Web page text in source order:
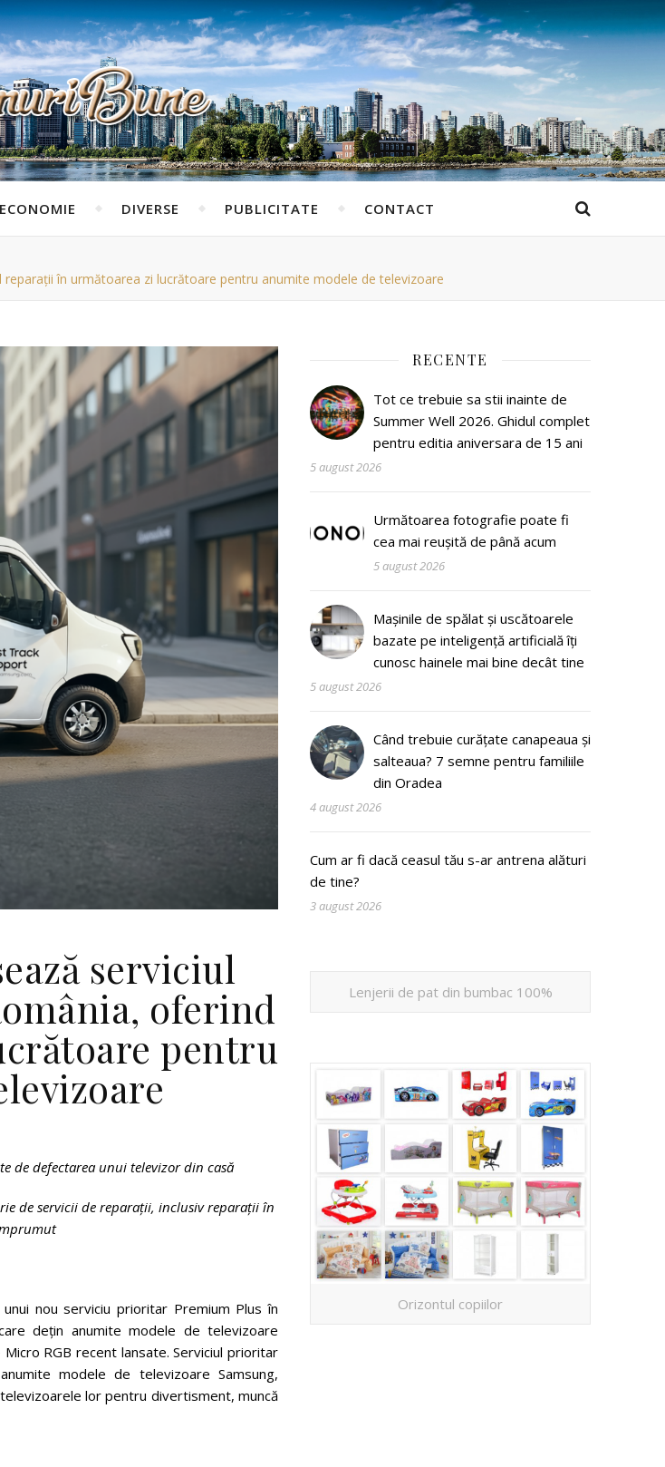
ECONOMIE DIVERSE PUBLICITATE CONTACT
în următoarea zi lucrătoare pentru anumite modele de televizoare
serviciul
oferind
pentru
de defectarea unui televizor din casă
de servicii de reparații, inclusiv reparații în
nou serviciu prioritar Premium Plus în
dețin anumite modele de televizoare
RGB recent lansate. Serviciul prioritar
modele de televizoare Samsung,
lor pentru divertisment, muncă
RECENTE
Tot ce trebuie sa stii inainte de
Summer Well 2026. Ghidul complet
pentru editia aniversara de 15 ani
5 august 2026
Următoarea fotografie poate fi
cea mai reușită de până acum
5 august 2026
Mașinile de spălat și uscătoarele
bazate pe inteligență artificială îți
cunosc hainele mai bine decât tine
5 august 2026
Când trebuie curățate canapeaua și
salteaua? 7 semne pentru familiile
din Oradea
4 august 2026
Cum ar fi dacă ceasul tău s-ar antrena alături
de tine?
3 august 2026
Lenjerii de pat din bumbac 100%
Orizontul copiilor